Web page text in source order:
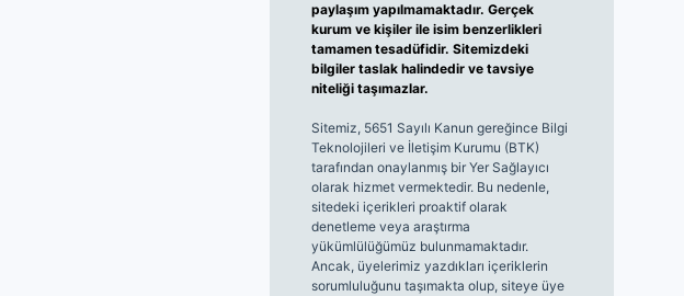
paylaşım yapılmamaktadır. Gerçek
kurum ve kişiler ile isim benzerlikleri
tamamen tesadüfidir. Sitemizdeki
bilgiler taslak halindedir ve tavsiye
niteliği taşımazlar.
Sitemiz, 5651 Sayılı Kanun gereğince Bilgi
Teknolojileri ve İletişim Kurumu (BTK)
tarafından onaylanmış bir Yer Sağlayıcı
olarak hizmet vermektedir. Bu nedenle,
sitedeki içerikleri proaktif olarak
denetleme veya araştırma
yükümlülüğümüz bulunmamaktadır.
Ancak, üyelerimiz yazdıkları içeriklerin
sorumluluğunu taşımakta olup, siteye üye